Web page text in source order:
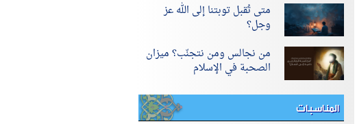
متى تُقبل توبتنا إلى الله عز
وجل؟
من نجالس ومن نتجنّب؟ ميزان
الصحبة في الإسلام
المناسبات